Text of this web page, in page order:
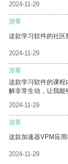
2024-11-29
游客
这款学习软件的社区
2024-11-29
游客
这款学习软件的课程
解非常生动，让我能
2024-11-29
游客
这款加速器VPM应用
2024-11-29